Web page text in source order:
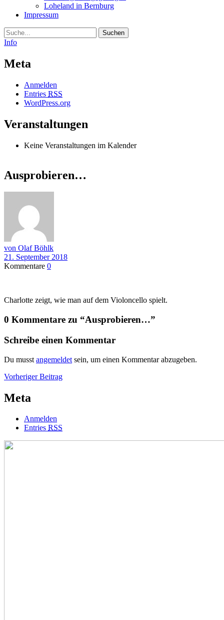
Loheland in Bernburg
Impressum
Suche
Info
Meta
Anmelden
Entries RSS
WordPress.org
Veranstaltungen
Keine Veranstaltungen im Kalender
Ausprobieren…
von Olaf Böhlk
21. September 2018
Kommentare 0
Charlotte zeigt, wie man auf dem Violoncello spielt.
0 Kommentare zu “Ausprobieren…”
Schreibe einen Kommentar
Du musst angemeldet sein, um einen Kommentar abzugeben.
Beitragsnavigation
Vorheriger BeitragVorheriger
Meta
Anmelden
Entries RSS